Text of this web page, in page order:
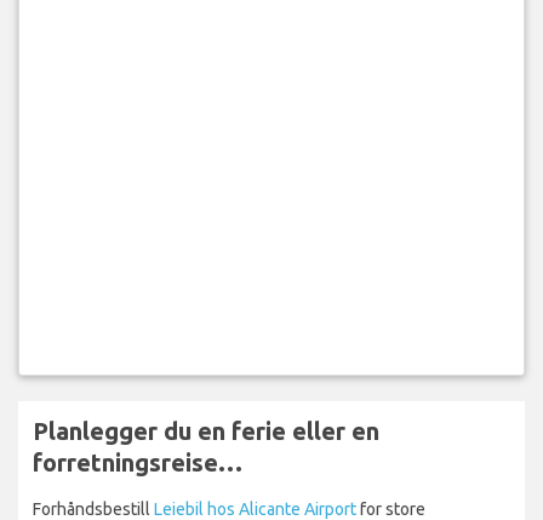
Planlegger du en ferie eller en
forretningsreise…
Forhåndsbestill Leiebil hos Alicante Airportfor store